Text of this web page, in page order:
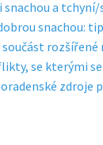
snachou a
snachou:
součást rozšířené
se kterými
zdroje